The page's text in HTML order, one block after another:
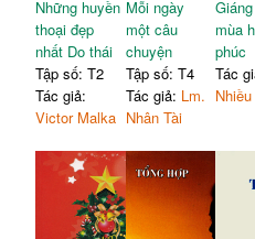
Những huyền
thoại đẹp
nhất Do thái
Tập số: T2
Tác giả:
Victor Malka
Mỗi ngày
một câu
chuyện
Tập số: T4
Tác giả: Lm.
Nhân Tài
mùa
phúc
Tác